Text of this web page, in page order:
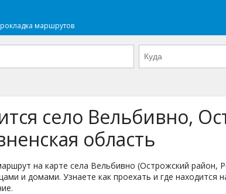
маршрутов
село Вельбивно,
область
на карте села Вельбивно (Острожский район,
и домами. Узнаете как проехать и где находится